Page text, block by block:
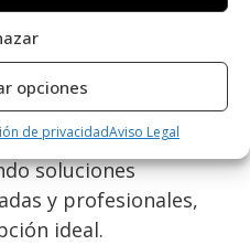
opciones
de privacidadAviso Legal
de los mejores
Inversión en
una amplia gama de
como asesoramiento
y capital de
soluciones
y profesionales,
ideal.